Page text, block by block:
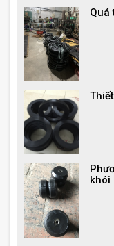
Quá
khói